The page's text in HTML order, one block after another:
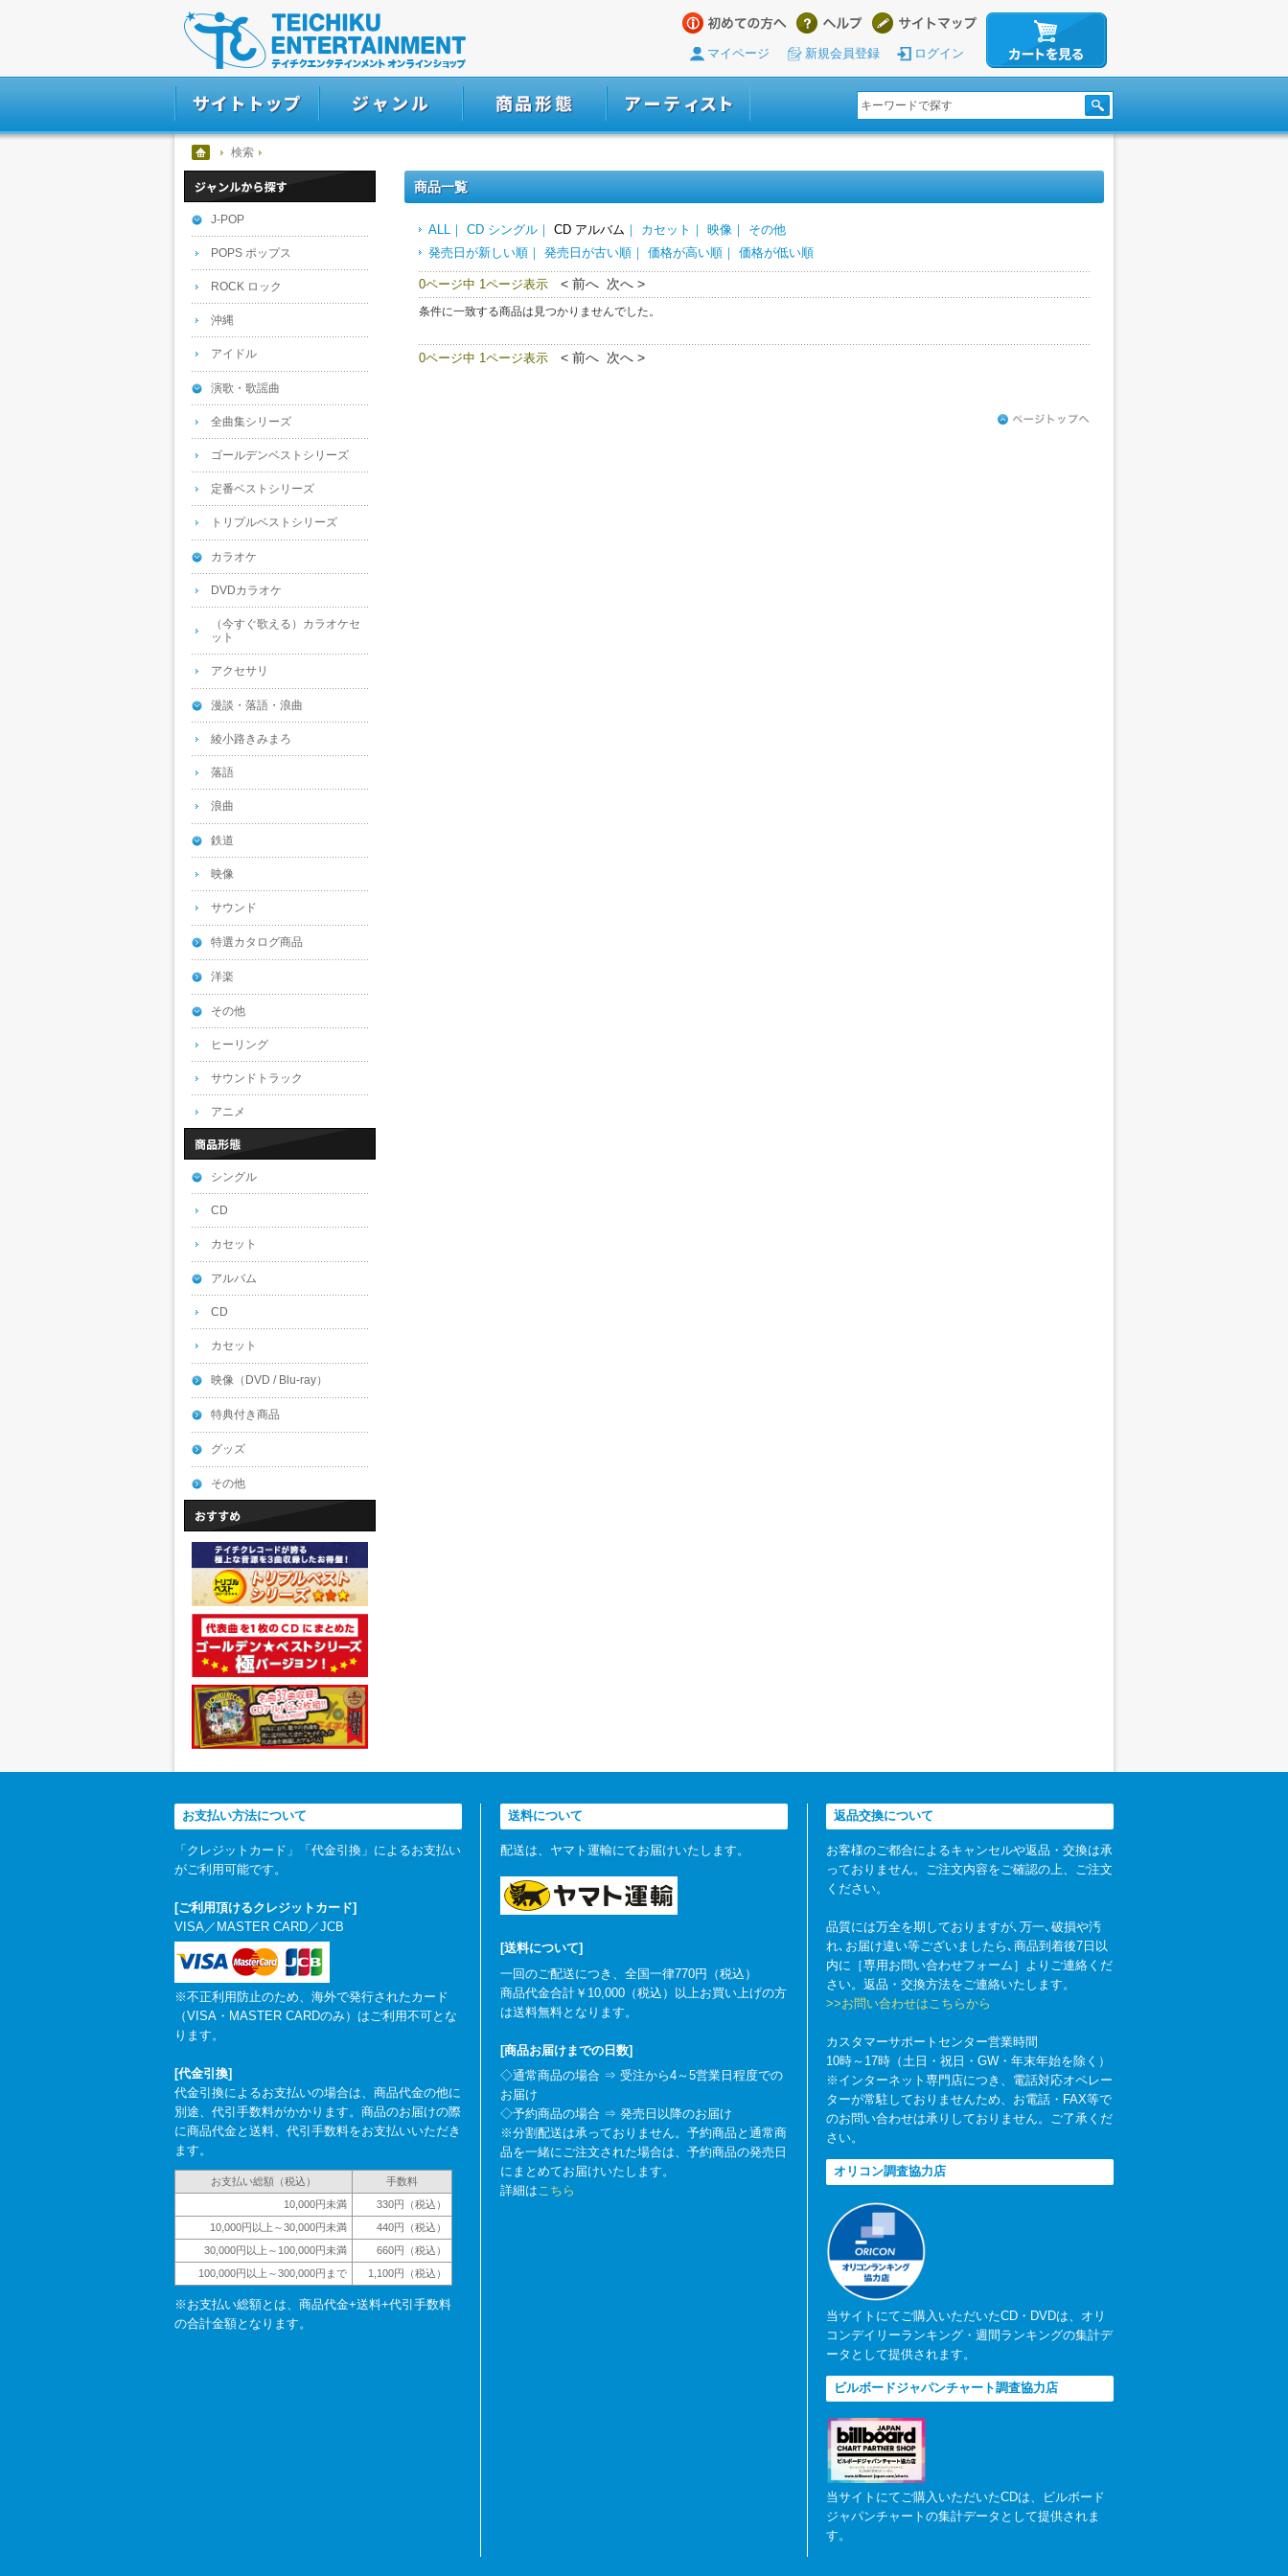
マイページ 新規会員登録 ログイン
検索
商品一覧
ALL ｜ CD シングル ｜ CD アルバム ｜ カセット ｜ 映像 ｜ その他
発売日が新しい順 ｜ 発売日が古い順 ｜ 価格が高い順 ｜ 価格が低い順
0ページ中 1ページ表示 < 前へ 次へ >
条件に一致する商品は見つかりませんでした。
0ページ中 1ページ表示 < 前へ 次へ >
J-POP
POPS ポップス
ROCK ロック
沖縄
アイドル
演歌・歌謡曲
全曲集シリーズ
ゴールデンベストシリーズ
定番ベストシリーズ
トリプルベストシリーズ
カラオケ
DVDカラオケ
（今すぐ歌える）カラオケセ
ット
アクセサリ
漫談・落語・浪曲
綾小路きみまろ
落語
浪曲
鉄道
映像
サウンド
特選カタログ商品
洋楽
その他
ヒーリング
サウンドトラック
アニメ
シングル
CD
カセット
アルバム
CD
カセット
映像（DVD / Blu-ray）
特典付き商品
グッズ
その他
お支払い方法について
「クレジットカード」「代金引換」によるお支払い
がご利用可能です。
[ご利用頂けるクレジットカード]
VISA／MASTER CARD／JCB
※不正利用防止のため、海外で発行されたカード
（VISA・MASTER CARDのみ）はご利用不可とな
ります。
[代金引換]
代金引換によるお支払いの場合は、商品代金の他に
別途、代引手数料がかかります。商品のお届けの際
に商品代金と送料、代引手数料をお支払いいただき
ます。
お支払い総額（税込）
手数料
10,000円未満
330円（税込）
10,000円以上～30,000円未満
440円（税込）
30,000円以上～100,000円未満
660円（税込）
100,000円以上～300,000円まで
1,100円（税込）
※お支払い総額とは、商品代金+送料+代引手数料
の合計金額となります。
送料について
配送は、ヤマト運輸にてお届けいたします。
[送料について]
一回のご配送につき、全国一律770円（税込）
商品代金合計￥10,000（税込）以上お買い上げの方
は送料無料となります。
[商品お届けまでの日数]
◇通常商品の場合 ⇒ 受注から4～5営業日程度での
お届け
◇予約商品の場合 ⇒ 発売日以降のお届け
※分割配送は承っておりません。予約商品と通常商
品を一緒にご注文された場合は、予約商品の発売日
にまとめてお届けいたします。
詳細はこちら
返品交換について
お客様のご都合によるキャンセルや返品・交換は承
っておりません。ご注文内容をご確認の上、ご注文
ください。
品質には万全を期しておりますが､万一､破損や汚
れ､お届け違い等ございましたら､商品到着後7日以
内に［専用お問い合わせフォーム］よりご連絡くだ
さい。返品・交換方法をご連絡いたします。
>>お問い合わせはこちらから
カスタマーサポートセンター営業時間
10時～17時（土日・祝日・GW・年末年始を除く）
※インターネット専門店につき、電話対応オペレー
ターが常駐しておりませんため、お電話・FAX等で
のお問い合わせは承りしておりません。ご了承くだ
さい。
オリコン調査協力店
当サイトにてご購入いただいたCD・DVDは、オリ
コンデイリーランキング・週間ランキングの集計デ
ータとして提供されます。
ビルボードジャパンチャート調査協力店
当サイトにてご購入いただいたCDは、ビルボード
ジャパンチャートの集計データとして提供されま
す。